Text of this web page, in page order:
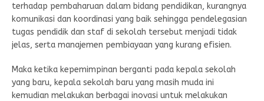
terhadap pembaharuan dalam bidang pendidikan, kurangnya
komunikasi dan koordinasi yang baik sehingga pendelegasian
tugas pendidik dan staf di sekolah tersebut menjadi tidak
jelas, serta manajemen pembiayaan yang kurang efisien.
Maka ketika kepemimpinan berganti pada kepala sekolah
yang baru, kepala sekolah baru yang masih muda ini
kemudian melakukan berbagai inovasi untuk melakukan